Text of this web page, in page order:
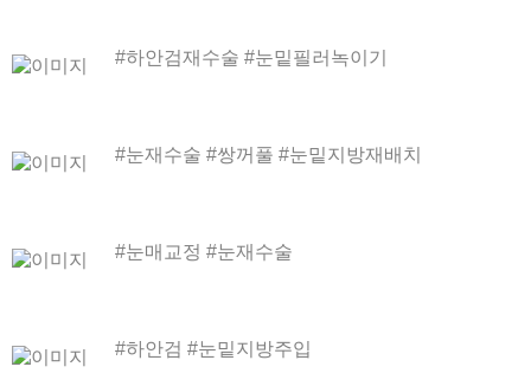
#하안검재수술 #눈밑필러녹이기
#눈재수술 #쌍꺼풀 #눈밑지방재배치
#눈매교정 #눈재수술
#하안검 #눈밑지방주입